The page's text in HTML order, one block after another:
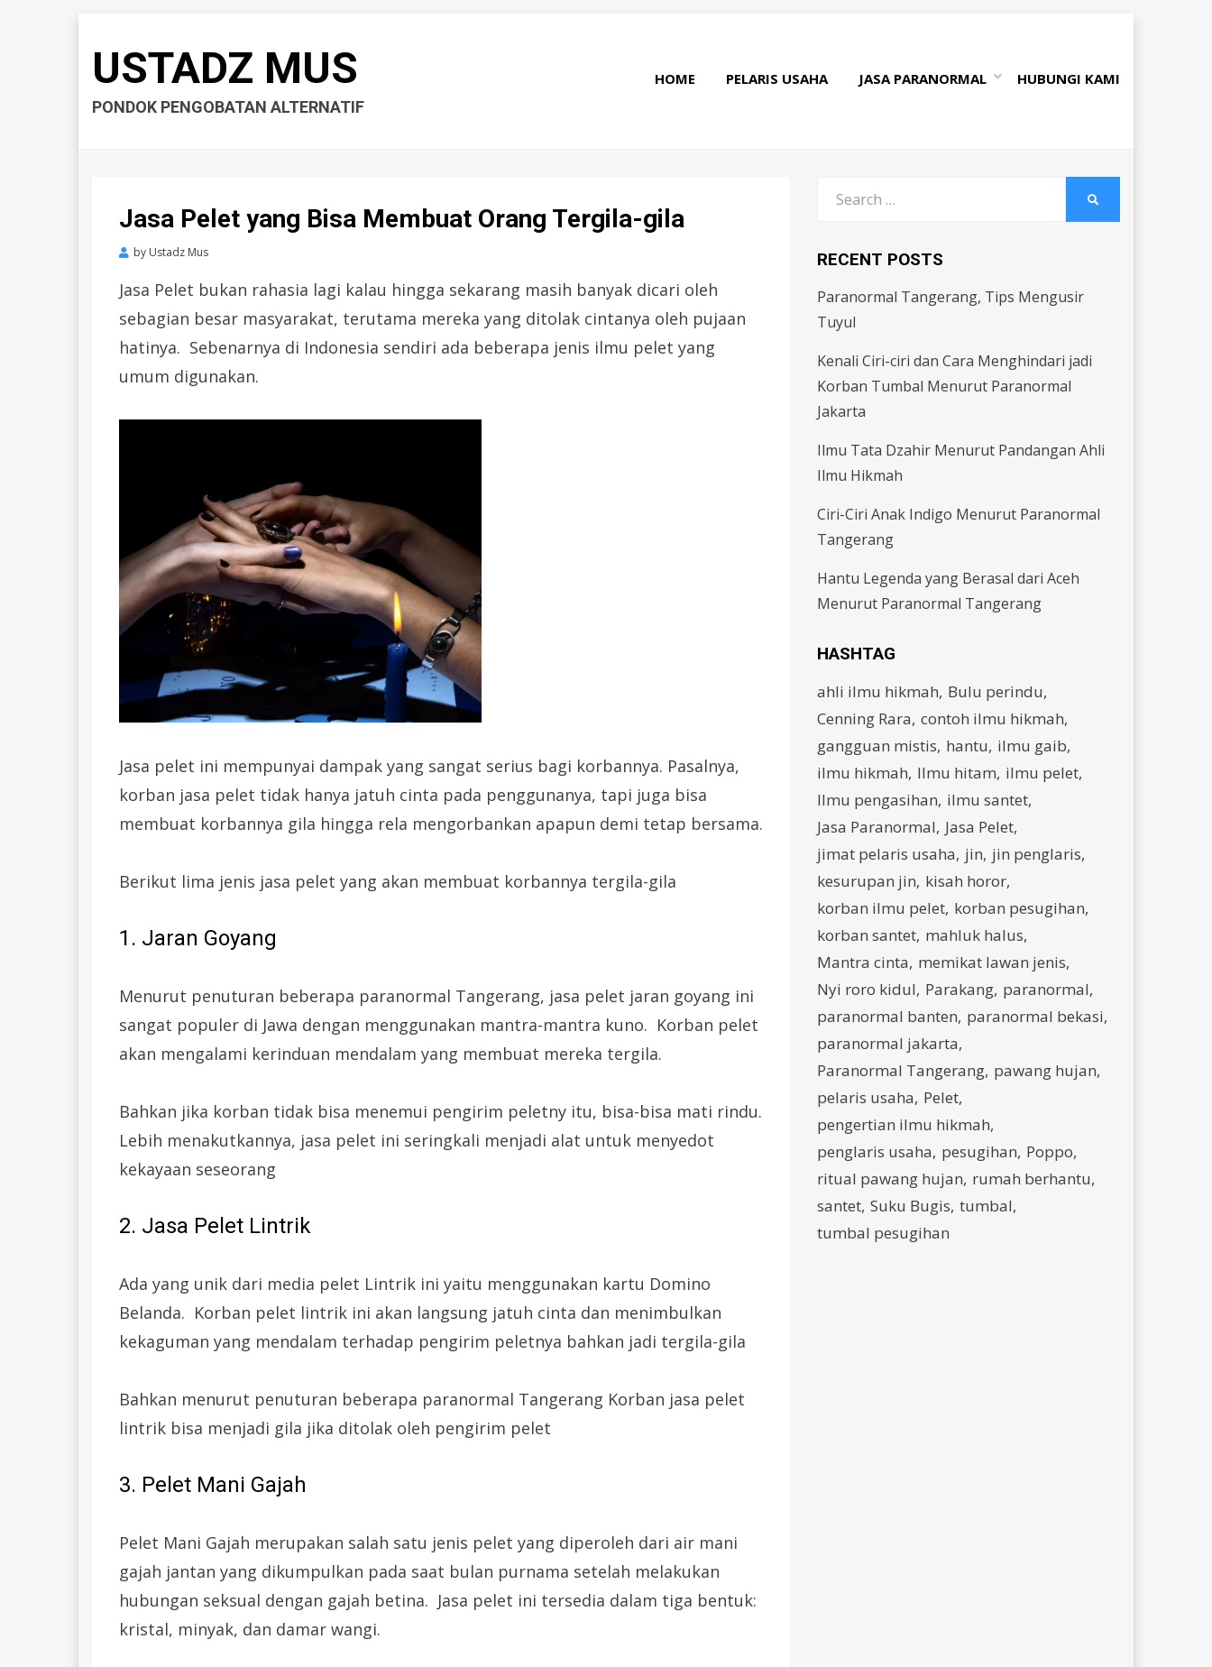
USTADZ MUS
PONDOK PENGOBATAN ALTERNATIF
HOME PELARIS USAHA JASA PARANORMAL HUBUNGI KAMI
Jasa Pelet yang Bisa Membuat Orang Tergila-gila
by Ustadz Mus
Jasa Pelet bukan rahasia lagi kalau hingga sekarang masih banyak dicari oleh
sebagian besar masyarakat, terutama mereka yang ditolak cintanya oleh pujaan
hatinya. Sebenarnya di Indonesia sendiri ada beberapa jenis ilmu pelet yang
umum digunakan.
Jasa pelet ini mempunyai dampak yang sangat serius bagi korbannya. Pasalnya,
korban jasa pelet tidak hanya jatuh cinta pada penggunanya, tapi juga bisa
membuat korbannya gila hingga rela mengorbankan apapun demi tetap bersama.
Berikut lima jenis jasa pelet yang akan membuat korbannya tergila-gila
1. Jaran Goyang
Menurut penuturan beberapa paranormal Tangerang, jasa pelet jaran goyang ini
sangat populer di Jawa dengan menggunakan mantra-mantra kuno. Korban pelet
akan mengalami kerinduan mendalam yang membuat mereka tergila.
Bahkan jika korban tidak bisa menemui pengirim peletny itu, bisa-bisa mati rindu.
Lebih menakutkannya, jasa pelet ini seringkali menjadi alat untuk menyedot
kekayaan seseorang
2. Jasa Pelet Lintrik
Ada yang unik dari media pelet Lintrik ini yaitu menggunakan kartu Domino
Belanda. Korban pelet lintrik ini akan langsung jatuh cinta dan menimbulkan
kekaguman yang mendalam terhadap pengirim peletnya bahkan jadi tergila-gila
Bahkan menurut penuturan beberapa paranormal Tangerang Korban jasa pelet
lintrik bisa menjadi gila jika ditolak oleh pengirim pelet
3. Pelet Mani Gajah
Pelet Mani Gajah merupakan salah satu jenis pelet yang diperoleh dari air mani
gajah jantan yang dikumpulkan pada saat bulan purnama setelah melakukan
hubungan seksual dengan gajah betina. Jasa pelet ini tersedia dalam tiga bentuk:
kristal, minyak, dan damar wangi.
RECENT POSTS
Paranormal Tangerang, Tips Mengusir
Tuyul
Kenali Ciri-ciri dan Cara Menghindari jadi
Korban Tumbal Menurut Paranormal
Jakarta
Ilmu Tata Dzahir Menurut Pandangan Ahli
Ilmu Hikmah
Ciri-Ciri Anak Indigo Menurut Paranormal
Tangerang
Hantu Legenda yang Berasal dari Aceh
Menurut Paranormal Tangerang
HASHTAG
ahli ilmu hikmah Bulu perindu
Cenning Rara contoh ilmu hikmah
gangguan mistis hantu ilmu gaib
ilmu hikmah Ilmu hitam ilmu pelet
Ilmu pengasihan ilmu santet
Jasa Paranormal Jasa Pelet
jimat pelaris usaha jin jin penglaris
kesurupan jin kisah horor
korban ilmu pelet korban pesugihan
korban santet mahluk halus
Mantra cinta memikat lawan jenis
Nyi roro kidul Parakang paranormal
paranormal banten paranormal bekasi
paranormal jakarta
Paranormal Tangerang pawang hujan
pelaris usaha Pelet
pengertian ilmu hikmah
penglaris usaha pesugihan Poppo
ritual pawang hujan rumah berhantu
santet Suku Bugis tumbal
tumbal pesugihan